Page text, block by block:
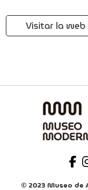
Visitar la
© 2023 Museo de